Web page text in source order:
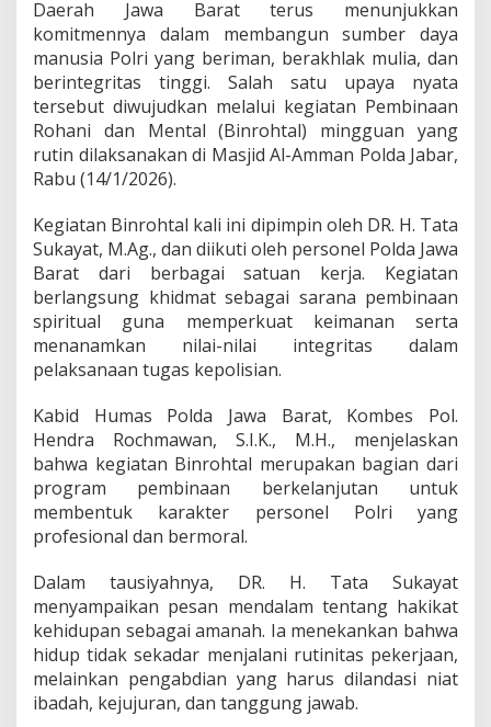
P
d
a
b
a
u
t
i
n
G
e
l
r
r
h
t
a
n
g
g
u
a
n
Daerah Jawa Barat terus menunjukkan
komitmennya dalam membangun sumber daya
manusia Polri yang beriman, berakhlak mulia, dan
berintegritas tinggi. Salah satu upaya nyata
tersebut diwujudkan melalui kegiatan Pembinaan
Rohani dan Mental (Binrohtal) mingguan yang
rutin dilaksanakan di Masjid Al-Amman Polda Jabar,
Rabu (14/1/2026).
Kegiatan Binrohtal kali ini dipimpin oleh DR. H. Tata
Sukayat, M.Ag., dan diikuti oleh personel Polda Jawa
Barat dari berbagai satuan kerja. Kegiatan
berlangsung khidmat sebagai sarana pembinaan
spiritual guna memperkuat keimanan serta
menanamkan nilai-nilai integritas dalam
pelaksanaan tugas kepolisian.
Kabid Humas Polda Jawa Barat, Kombes Pol.
Hendra Rochmawan, S.I.K., M.H., menjelaskan
bahwa kegiatan Binrohtal merupakan bagian dari
program pembinaan berkelanjutan untuk
membentuk karakter personel Polri yang
profesional dan bermoral.
Dalam tausiyahnya, DR. H. Tata Sukayat
menyampaikan pesan mendalam tentang hakikat
kehidupan sebagai amanah. Ia menekankan bahwa
hidup tidak sekadar menjalani rutinitas pekerjaan,
melainkan pengabdian yang harus dilandasi niat
ibadah, kejujuran, dan tanggung jawab.